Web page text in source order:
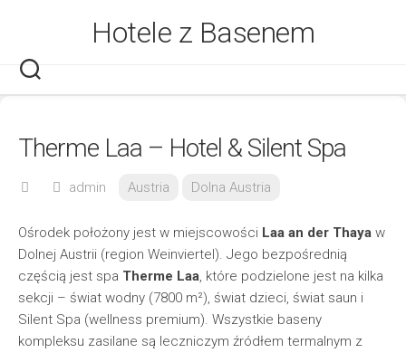
Hotele z Basenem
Therme Laa – Hotel & Silent Spa
admin Austria Dolna Austria
Ośrodek położony jest w miejscowości Laa an der Thaya w
Dolnej Austrii (region Weinviertel). Jego bezpośrednią
częścią jest spa Therme Laa, które podzielone jest na kilka
sekcji – świat wodny (7800 m²), świat dzieci, świat saun i
Silent Spa (wellness premium). Wszystkie baseny
kompleksu zasilane są leczniczym źródłem termalnym z